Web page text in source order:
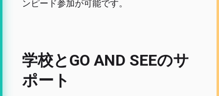
ンピード参加が可能です。
学校とGO AND SEEのサ
ポート